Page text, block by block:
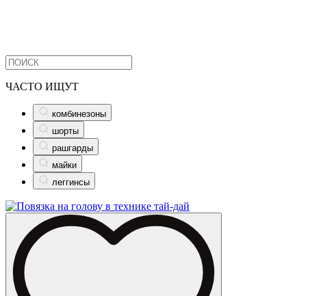
ЧАСТО ИЩУТ
комбинезоны
шорты
рашгарды
майки
леггинсы